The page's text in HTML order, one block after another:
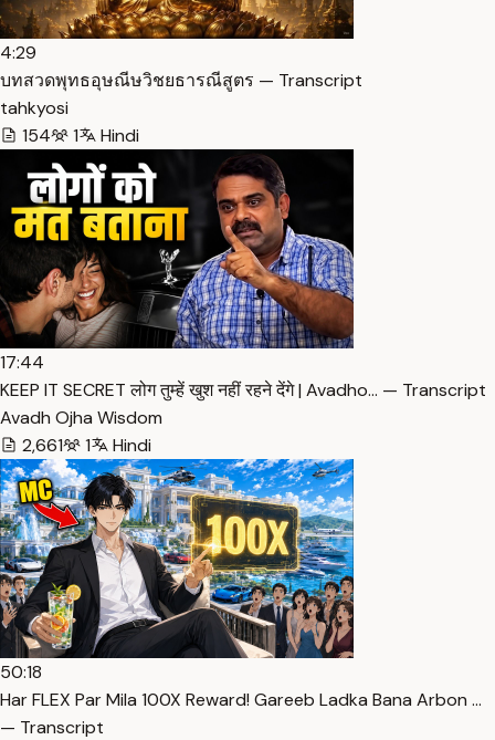
4:29
บทสวดพุทธอุษณีษวิชยธารณีสูตร — Transcript
tahkyosi
154
1 Hindi
17:44
KEEP IT SECRET लोग तुम्हें खुश नहीं रहने देंगे | Avadho… — Transcript
Avadh Ojha Wisdom
2,661
1 Hindi
50:18
Har FLEX Par Mila 100X Reward! Gareeb Ladka Bana Arbon …
— Transcript